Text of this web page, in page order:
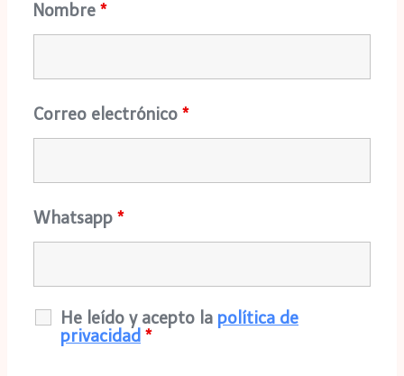
Nombre *
Correo electrónico *
Whatsapp *
He leído y acepto la política de
privacidad *